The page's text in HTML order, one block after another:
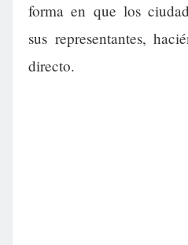
forma en que los
sus representantes,
directo.